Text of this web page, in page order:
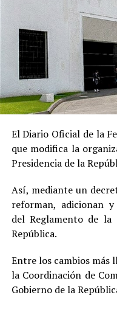
El Diario Oficial de la
que modifica la
Presidencia de la
Así, mediante un
reforman, adicionan y
del Reglamento de
República.
Entre los cambios más
la Coordinación de
Gobierno de la